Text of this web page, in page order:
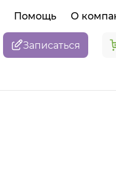
Помощь О
Записаться